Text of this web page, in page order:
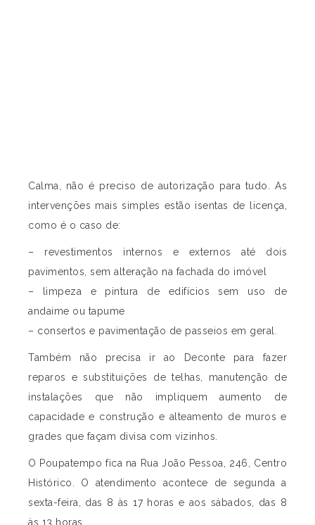
Calma, não é preciso de autorização para tudo. As
intervenções mais simples estão isentas de licença,
como é o caso de:
– revestimentos internos e externos até dois
pavimentos, sem alteração na fachada do imóvel
– limpeza e pintura de edifícios sem uso de
andaime ou tapume
– consertos e pavimentação de passeios em geral.
Também não precisa ir ao Deconte para fazer
reparos e substituições de telhas, manutenção de
instalações que não impliquem aumento de
capacidade e construção e alteamento de muros e
grades que façam divisa com vizinhos.
O Poupatempo fica na Rua João Pessoa, 246, Centro
Histórico. O atendimento acontece de segunda a
sexta-feira, das 8 às 17 horas e aos sábados, das 8
às 13 horas.